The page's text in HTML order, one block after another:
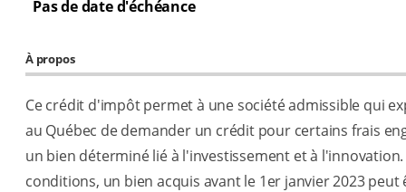
Pas de date d'échéance
À propos
Ce crédit d'impôt permet à une société admissible qui
au Québec de demander un crédit pour certains frais
un bien déterminé lié à l'investissement et à
conditions, un bien acquis avant le 1er janvier 2023